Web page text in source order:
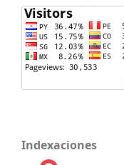
Indexaciones